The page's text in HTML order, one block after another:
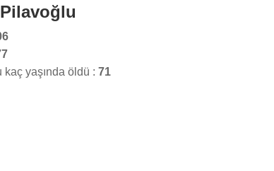
yaşında öldü : 71